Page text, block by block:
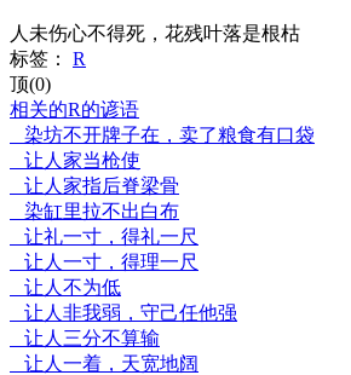
人未伤心不得死，花残叶落是根枯
标签：
R
顶(0)
相关的R的谚语
染坊不开牌子在，卖了粮食有口袋
让人家当枪使
让人家指后脊梁骨
染缸里拉不出白布
让礼一寸，得礼一尺
让人一寸，得理一尺
让人不为低
让人非我弱，守己任他强
让人三分不算输
让人一着，天宽地阔